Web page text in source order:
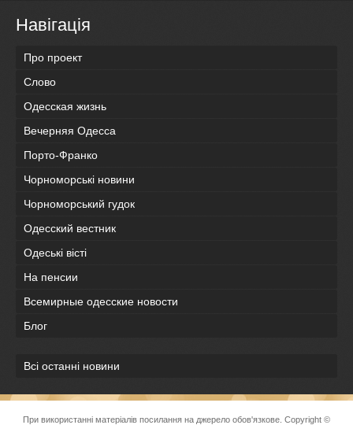
Навігація
Про проект
Слово
Одесская жизнь
Вечерняя Одесса
Порто-Франко
Чорноморські новини
Чорноморський гудок
Одесский вестник
Одеськi вiстi
На пенсии
Всемирные одесские новости
Блог
Всі останні новини
При використанні матеріалів посилання на джерело обов'язкове. Copyright ©